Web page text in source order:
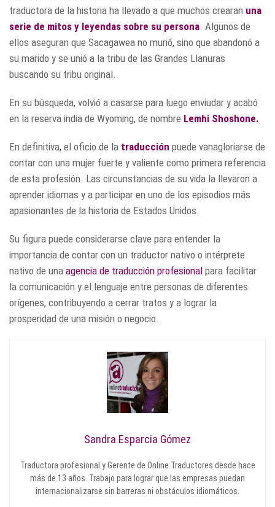
traductora de la historia ha llevado a que muchos crearan una
serie de mitos y leyendas sobre su persona. Algunos de
ellos aseguran que Sacagawea no murió, sino que abandonó a
su marido y se unió a la tribu de las Grandes Llanuras
buscando su tribu original.
En su búsqueda, volvió a casarse para luego enviudar y acabó
en la reserva india de Wyoming, de nombre Lemhi Shoshone.
En definitiva, el oficio de la traducción puede vanagloriarse de
contar con una mujer fuerte y valiente como primera referencia
de esta profesión. Las circunstancias de su vida la llevaron a
aprender idiomas y a participar en uno de los episodios más
apasionantes de la historia de Estados Unidos.
Su figura puede considerarse clave para entender la
importancia de contar con un traductor nativo o intérprete
nativo de una agencia de traducción profesional para facilitar
la comunicación y el lenguaje entre personas de diferentes
orígenes, contribuyendo a cerrar tratos y a lograr la
prosperidad de una misión o negocio.
Sandra Esparcia Gómez
Traductora profesional y Gerente de Online Traductores desde hace
más de 13 años. Trabajo para lograr que las empresas puedan
internacionalizarse sin barreras ni obstáculos idiomáticos.